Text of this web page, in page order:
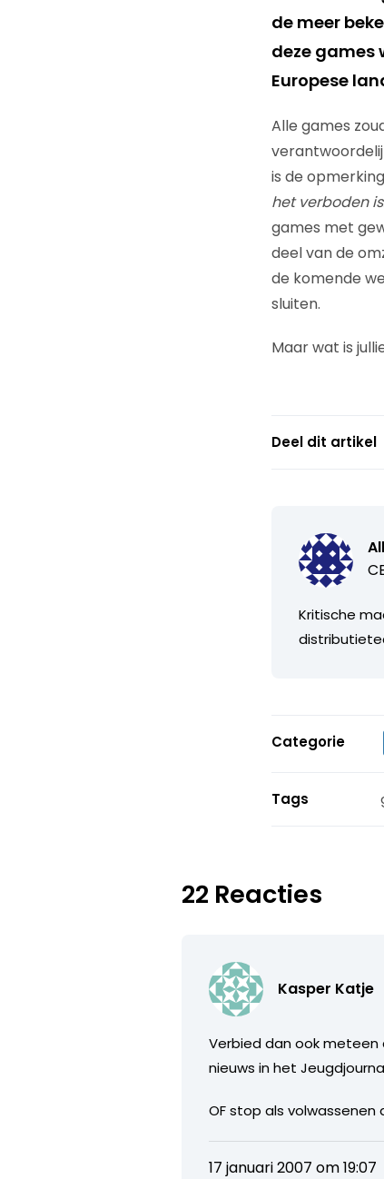
de meer
deze games
Europese
Alle games
is de
het verboden
games met
deel van de
de komende
sluiten.
Maar wat is
Deel dit artikel
Kritische
Categorie
Tags
22 Reacties
Kasper Katje
Verbied dan ook meteen
nieuws in het
OF stop als
17 januari 2007 om 19:07